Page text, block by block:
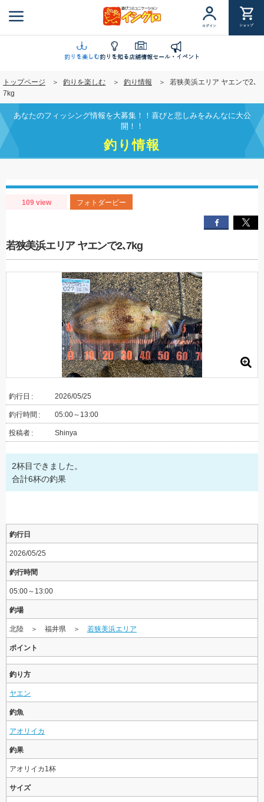
ン
ツ
移
動
ログイン ショップ
釣りを楽しむ釣りを知る店舗情報セール・イベント
トップページ 釣りを楽しむ 釣り情報
若狭美浜エリア ヤエンで2､
7kg
あなたのフィッシング情報を大募集！！喜びと悲しみをみんなに大公
開！！
釣り情報
109 view フォトダービー
若狭美浜エリア ヤエンで2､7kg
釣行日 2026/05/25
釣行時間 05:00～13:00
投稿者 Shinya
2杯目できました。
合計6杯の釣果
釣行日
2026/05/25
釣行時間
05:00～13:00
釣場
北陸 ＞ 福井県 ＞ 若狭美浜エリア
ポイント
釣り方
ヤエン
釣魚
アオリイカ
釣果
アオリイカ1杯
サイズ